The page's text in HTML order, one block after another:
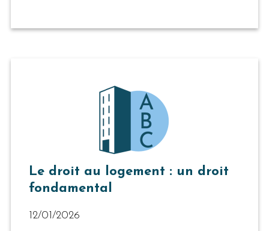
Le droit au logement : un droit
fondamental
12/01/2026